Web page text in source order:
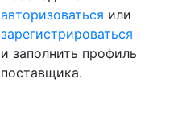
авторизоваться или
зарегистрироваться
и заполнить профиль
поставщика.